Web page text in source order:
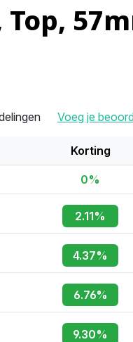
Voeg je
Korting
0%
2.11%
4.37%
6.76%
9.30%